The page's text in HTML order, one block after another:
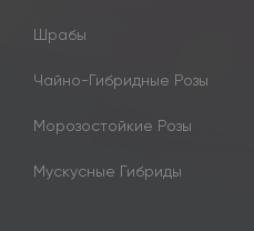
Шрабы
Чайно-Гибридные Розы
Морозостойкие Розы
Мускусные Гибриды